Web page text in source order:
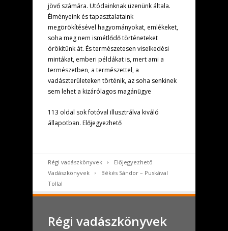
jövő számára. Utódainknak üzenünk általa.
Élményeink és tapasztalataink
megörökítésével hagyományokat, emlékeket,
soha meg nem ismétlődő történeteket
örökítünk át. És természetesen viselkedési
mintákat, emberi példákat is, mert ami a
természetben, a természettel, a
vadászterületeken történik, az soha senkinek
sem lehet a kizárólagos magánügye
113 oldal sok fotóval illusztrálva kiváló
állapotban. Előjegyezhető
Régi vadászkönyvek
Előjegyezhető
Vadászkönyvek
Békés Sándor – Puskával
Tollal
Régi vadászkönyvek